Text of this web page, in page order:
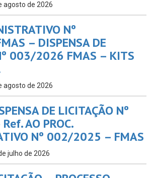
agosto de 2026
Nº
– DISPENSA DE
003/2026 FMAS – KITS
agosto de 2026
DE LICITAÇÃO Nº
AO PROC.
Nº 002/2025 – FMAS
julho de 2026